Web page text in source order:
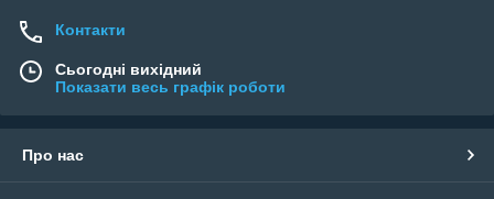
Контакти
Сьогодні вихідний
Показати весь графік роботи
Про нас